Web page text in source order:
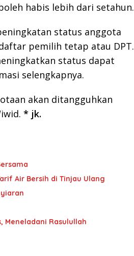
habis lebih dari setahun.
status anggota
pemilih tetap atau DPT.
status dapat
selengkapnya.
akan ditangguhkan
* jk.
Air Bersih di Tinjau Ulang
Meneladani Rasulullah